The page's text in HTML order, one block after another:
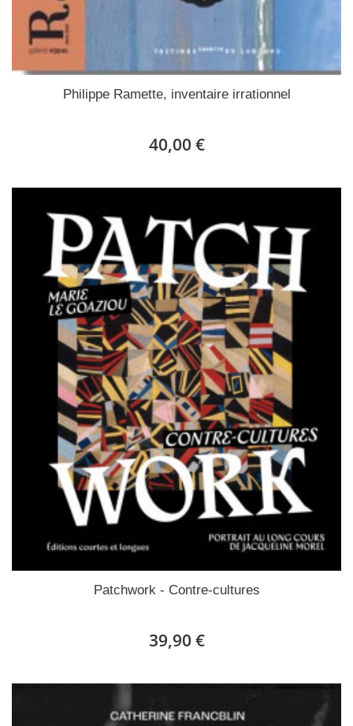
Philippe Ramette, inventaire irrationnel
40,00 €
Patchwork - Contre-cultures
39,90 €